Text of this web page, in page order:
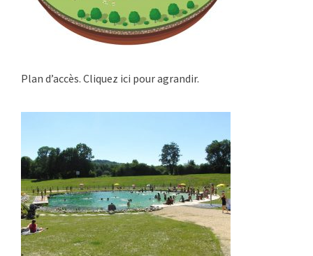
Plan d’accès. Cliquez ici pour agrandir.